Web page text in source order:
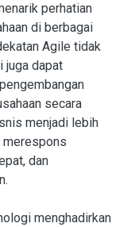
perhatian
di berbagai
Agile tidak
juga dapat
secara
menjadi lebih
merespons
dan
menghadirkan